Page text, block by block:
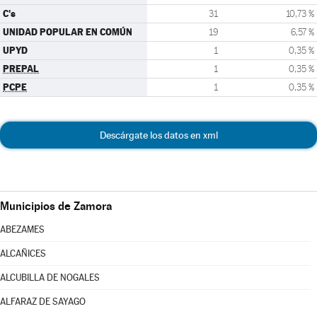
C's 31 10,73 %
UNIDAD POPULAR EN COMÚN 19 6,57 %
UPYD 1 0,35 %
PREPAL 1 0,35 %
PCPE 1 0,35 %
Descárgate los datos en xml
Municipios de Zamora
ABEZAMES
ALCAÑICES
ALCUBILLA DE NOGALES
ALFARAZ DE SAYAGO